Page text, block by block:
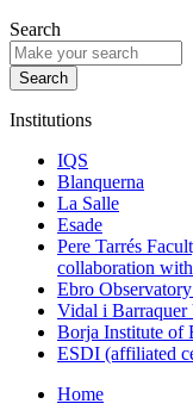
Search
Institutions
IQS
Blanquerna
La Salle
Esade
Pere Tarrés
collaboration
Ebro
Vidal i
Borja Institute of
ESDI (affiliated
Home